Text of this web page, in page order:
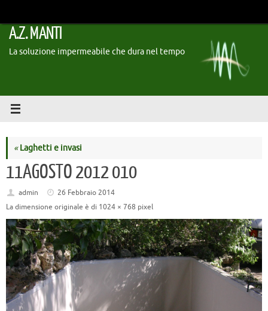
contenuto
A.Z. MANTI
La soluzione impermeabile che dura nel tempo
«Laghetti e invasi
11AGOSTO 2012 010
admin
26 Febbraio 2014
La dimensione originale è di 1024 × 768 pixel